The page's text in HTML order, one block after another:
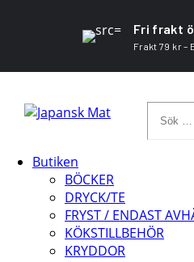
Fri frakt
Frakt 79 kr –
Butiken
BÖCKER
DRYCK/TE
FRYST / ENDAST
KÖKSTILLBEHÖR
KRYDDOR